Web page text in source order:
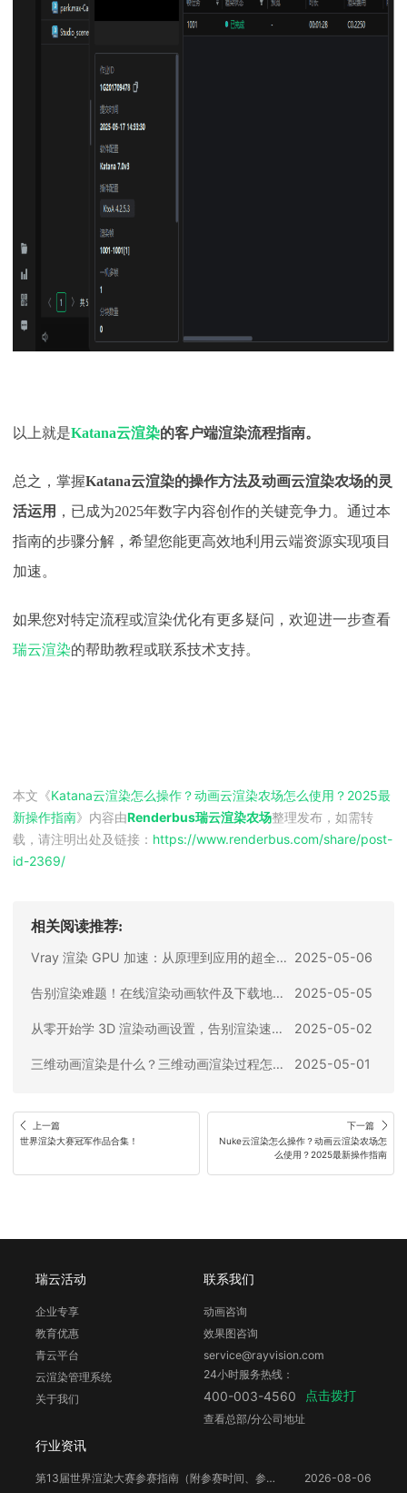
以上就是Katana云渲染的客户端渲染流程指南。
总之，掌握Katana云渲染的操作方法及动画云渲染农场的灵
活运用 ，已成为2025年数字内容创作的关键竞争力。通过本
指南的步骤分解，希望您能更高效地利用云端资源实现项目
加速。
如果您对特定流程或渲染优化有更多疑问，欢迎进一步查看
瑞云渲染的帮助教程或联系技术支持。
本文《Katana云渲染怎么操作？动画云渲染农场怎么使用？2025最
新操作指南》内容由Renderbus瑞云渲染农场整理发布，如需转
载，请注明出处及链接： https://www.renderbus.com/share/post-
id-2369/
相关阅读推荐:
Vray 渲染 GPU 加速：从原理到应用的超全攻略 2025-05-06
告别渲染难题！在线渲染动画软件及下载地址全攻略 2025-05-05
从零开始学 3D 渲染动画设置，告别渲染速度慢 2025-05-02
三维动画渲染是什么？三维动画渲染过程怎么做？ 2025-05-01
上一篇
世界渲染大赛冠军作品合集！
下一篇
Nuke云渲染怎么操作？动画云渲染农场怎
么使用？2025最新操作指南
瑞云活动
企业专享
教育优惠
青云平台
云渲染管理系统
关于我们
行业资讯
第13届世界渲染大赛参赛指南（附参赛时间、参赛要求、赛事奖励等） 2026-08-06
联系我们
动画咨询
效果图咨询
service@rayvision.com
24小时服务热线：
400-003-4560 点击拨打
查看总部/分公司地址